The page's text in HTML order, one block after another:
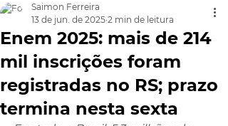
Enem 2025: mais de 214
mil inscrições foram
registradas no RS; prazo
termina nesta sexta
Saimon Ferreira
13 de jun. de 2025 2 min de leitura